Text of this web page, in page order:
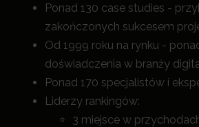
Ponad 130 case studies -
zakończonych sukcesem
Od 1999 roku na rynku -
doświadczenia w branży
Ponad 170 specjalistów i
Liderzy rankingów:
3 miejsce w